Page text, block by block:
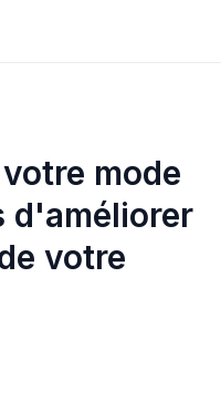
mode
d'améliorer
votre